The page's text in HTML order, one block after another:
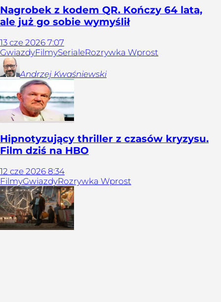
Nagrobek z kodem QR. Kończy 64 lata,
ale już go sobie wymyślił
13 cze 2026 7:07
GwiazdyFilmySerialeRozrywka Wprost
Andrzej Kwaśniewski
Hipnotyzujący thriller z czasów kryzysu.
Film dziś na HBO
12 cze 2026 8:34
FilmyGwiazdyRozrywka Wprost